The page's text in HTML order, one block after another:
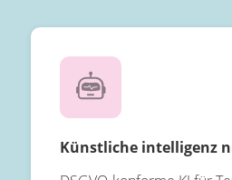
Künstliche intelligenz